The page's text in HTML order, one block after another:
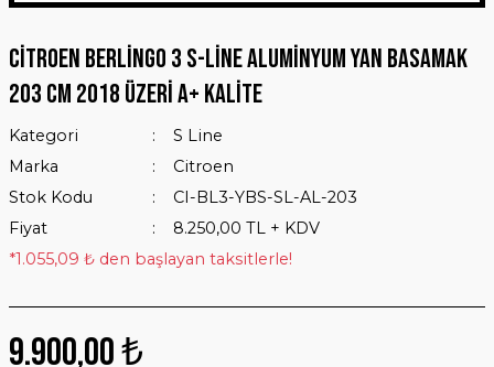
Citroen Berlingo 3 S-Line Aluminyum Yan Basamak
203 Cm 2018 Üzeri A+ Kalite
Kategori
S Line
Marka
Citroen
Stok Kodu
CI-BL3-YBS-SL-AL-203
Fiyat
8.250,00 TL + KDV
*1.055,09 ₺ den başlayan taksitlerle!
9.900,00 ₺